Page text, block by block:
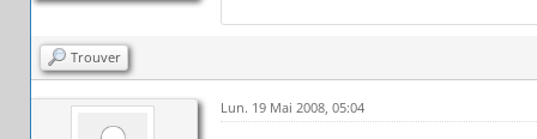
Trouver
Lun. 19 Mai 2008, 05:04